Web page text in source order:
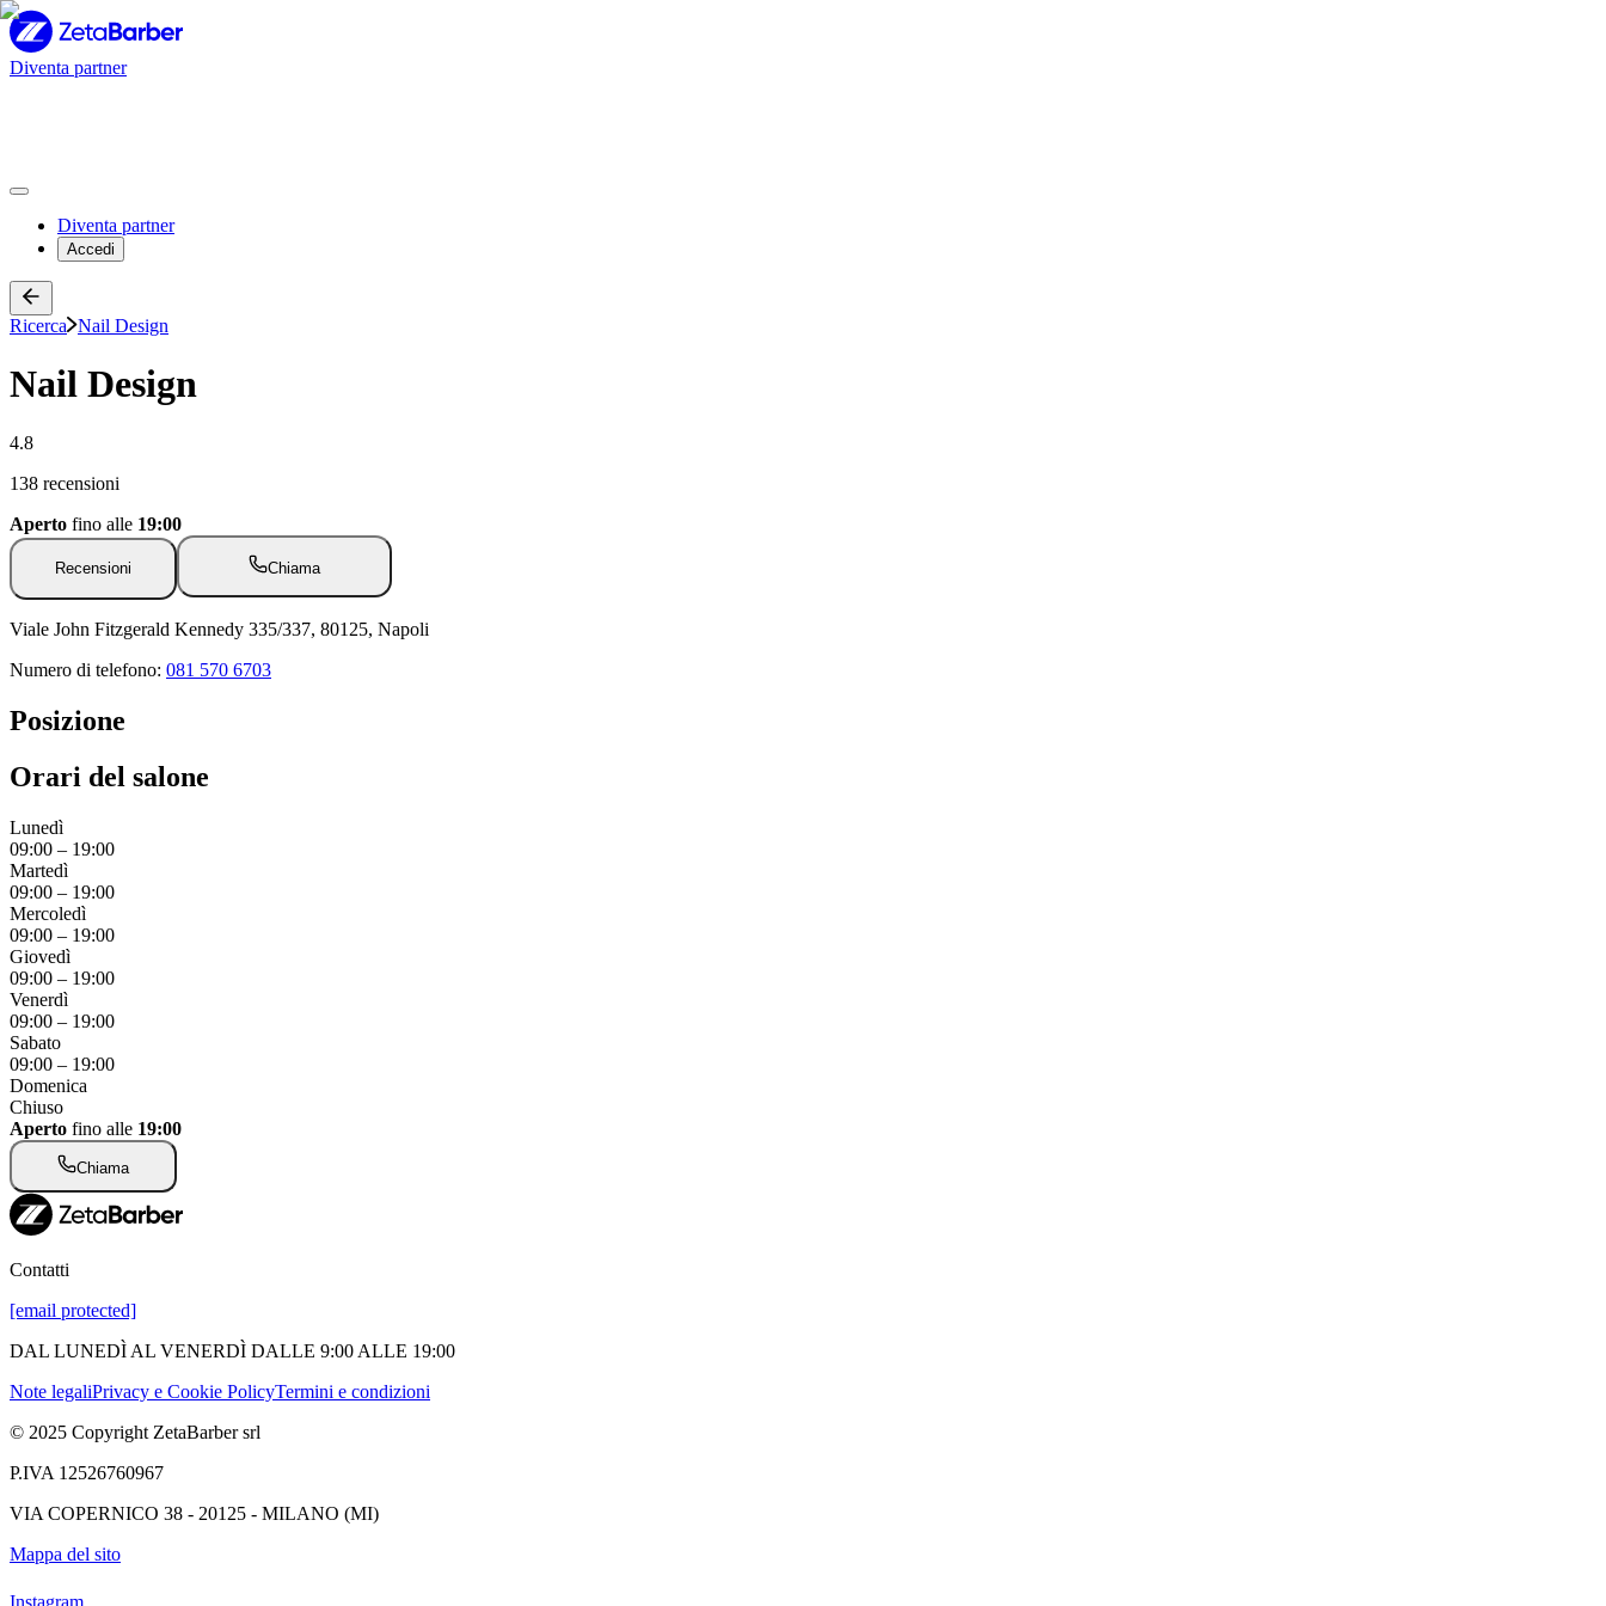
Diventa partner
Diventa partner
Accedi
Ricerca Nail Design
Nail Design
4.8
138 recensioni
Aperto fino alle 19:00
Recensioni Chiama
Viale John Fitzgerald Kennedy 335/337, 80125, Napoli
Numero di telefono: 081 570 6703
Posizione
Orari del salone
Lunedì
09:00 – 19:00
Martedì
09:00 – 19:00
Mercoledì
09:00 – 19:00
Giovedì
09:00 – 19:00
Venerdì
09:00 – 19:00
Sabato
09:00 – 19:00
Domenica
Chiuso
Aperto fino alle 19:00
Chiama
Contatti
[email protected]
DAL LUNEDÌ AL VENERDÌ DALLE 9:00 ALLE 19:00
Note legaliPrivacy e Cookie PolicyTermini e condizioni
© 2025 Copyright ZetaBarber srl
P.IVA 12526760967
VIA COPERNICO 38 - 20125 - MILANO (MI)
Mappa del sito
Instagram